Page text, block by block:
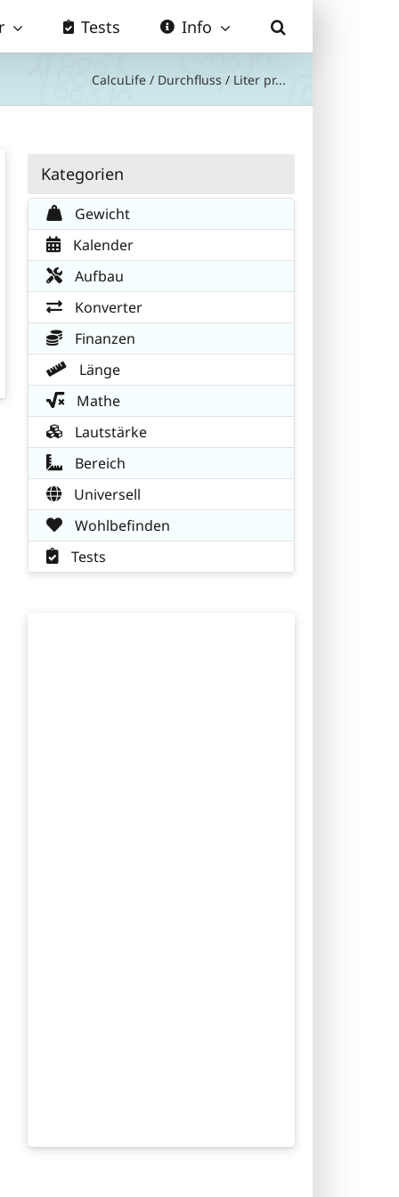
Tests Info
CalcuLife / Durchfluss / Liter pr...
Kategorien
Gewicht
Kalender
Aufbau
Konverter
Finanzen
Länge
Mathe
Lautstärke
Bereich
Universell
Wohlbefinden
Tests